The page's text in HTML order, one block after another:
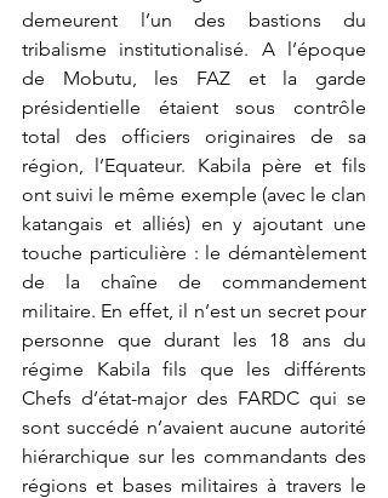
demeurent l’un des bastions du
tribalisme institutionalisé. A l’époque
de Mobutu, les FAZ et la garde
présidentielle étaient sous contrôle
total des officiers originaires de sa
région, l’Equateur. Kabila père et fils
ont suivi le même exemple (avec le clan
katangais et alliés) en y ajoutant une
touche particulière : le démantèlement
de la chaîne de commandement
militaire. En effet, il n’est un secret pour
personne que durant les 18 ans du
régime Kabila fils que les différents
Chefs d’état-major des FARDC qui se
sont succédé n’avaient aucune autorité
hiérarchique sur les commandants des
régions et bases militaires à travers le